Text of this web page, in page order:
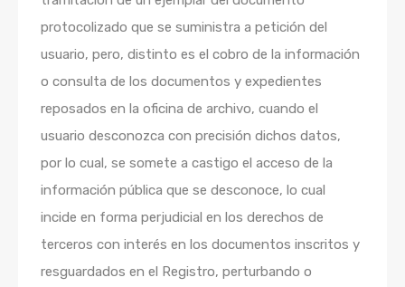
protocolizado que se suministra a petición del
usuario, pero, distinto es el cobro de la información
o consulta de los documentos y expedientes
reposados en la oficina de archivo, cuando el
usuario desconozca con precisión dichos datos,
por lo cual, se somete a castigo el acceso de la
información pública que se desconoce, lo cual
incide en forma perjudicial en los derechos de
terceros con interés en los documentos inscritos y
resguardados en el Registro, perturbando o